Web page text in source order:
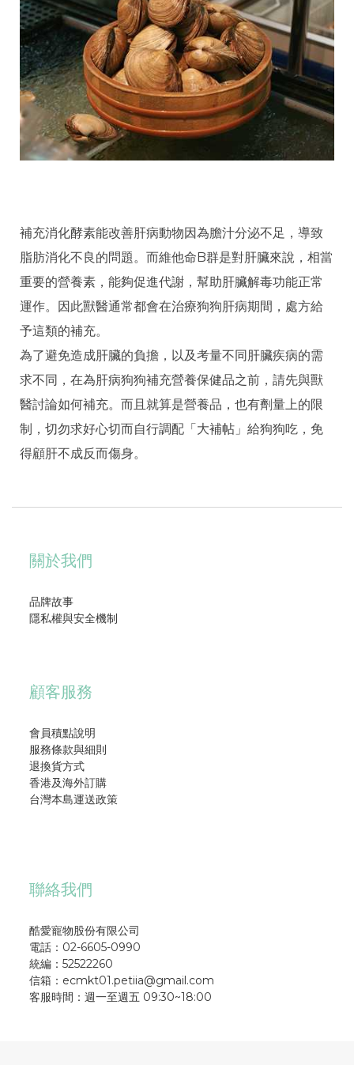
補充消化酵素能改善肝病動物因為膽汁分泌不足，導致
脂肪消化不良的問題。而維他命B群是對肝臟來說，相當
重要的營養素，能夠促進代謝，幫助肝臟解毒功能正常
運作。因此獸醫通常都會在治療狗狗肝病期間，處方給
予這類的補充。
為了避免造成肝臟的負擔，以及考量不同肝臟疾病的需
求不同，在為肝病狗狗補充營養保健品之前，請先與獸
醫討論如何補充。而且就算是營養品，也有劑量上的限
制，切勿求好心切而自行調配「大補帖」給狗狗吃，免
得顧肝不成反而傷身。
關於我們
品牌故事
隱私權與安全機制
顧客服務
會員積點說明
服務條款與細則
退換貨方式
香港及海外訂購
台灣本島運送政策
聯絡我們
酷愛寵物股份有限公司
電話：02-6605-0990
統編：52522260
信箱：ecmkt01.petiia@gmail.com
客服時間：週一至週五 09:30~18:00